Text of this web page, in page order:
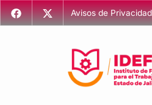
Avisos de Privacidad